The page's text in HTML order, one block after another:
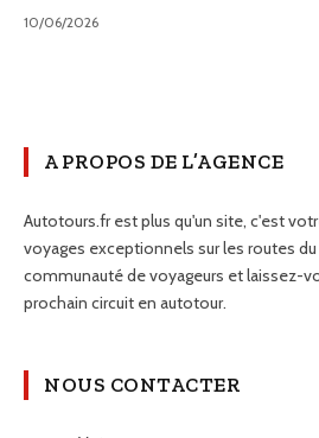
10/06/2026
A PROPOS DE L’AGENCE
Autotours.fr est plus qu'un site, c'est
voyages exceptionnels sur les routes
communauté de voyageurs et laissez-
prochain circuit en autotour.
NOUS CONTACTER